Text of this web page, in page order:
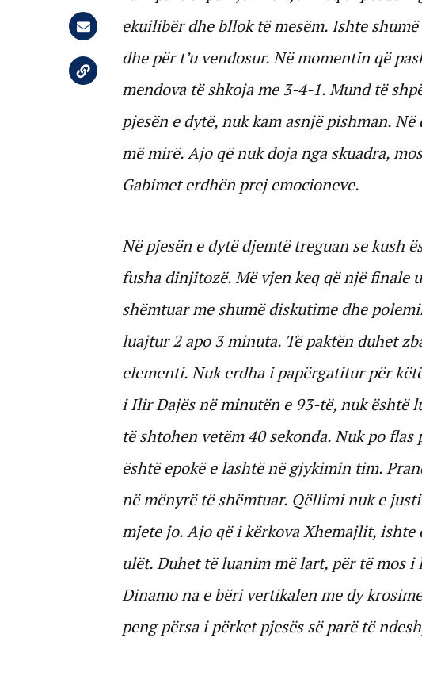
ekuilibër dhe bllok të mesëm. Ishte
dhe për t’u vendosur. Në momentin që
mendova të shkoja me 3-4-1. Mund të
pjesën e dytë, nuk kam asnjë pishman.
më mirë. Ajo që nuk doja nga skuadra,
Gabimet erdhën prej emocioneve.
Në pjesën e dytë djemtë treguan se kush
fusha dinjitozë. Më vjen keq që një finale
shëmtuar me shumë diskutime dhe
luajtur 2 apo 3 minuta. Të paktën duhet
elementi. Nuk erdha i papërgatitur për
i Ilir Dajës në minutën e 93-të, nuk është
të shtohen vetëm 40 sekonda. Nuk po
është epokë e lashtë në gjykimin tim.
në mënyrë të shëmtuar. Qëllimi nuk e
mjete jo. Ajo që i kërkova Xhemajlit, ishte
ulët. Duhet të luanim më lart, për të mos
Dinamo na e bëri vertikalen me dy
peng përsa i përket pjesës së parë të